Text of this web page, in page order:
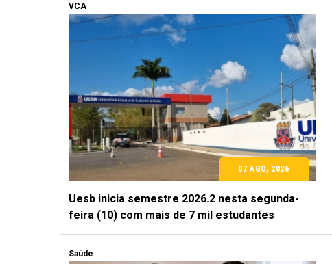
VCA
07 AGO, 2026
Uesb inicia semestre 2026.2 nesta segunda-
feira (10) com mais de 7 mil estudantes
Saúde